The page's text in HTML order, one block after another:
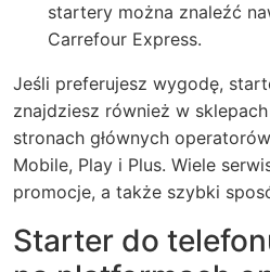
startery można znaleźć
Carrefour Express.
Jeśli preferujesz wygodę,
znajdziesz również w
stronach głównych
Mobile, Play i Plus. Wiele
promocje, a także szybki
Starter do